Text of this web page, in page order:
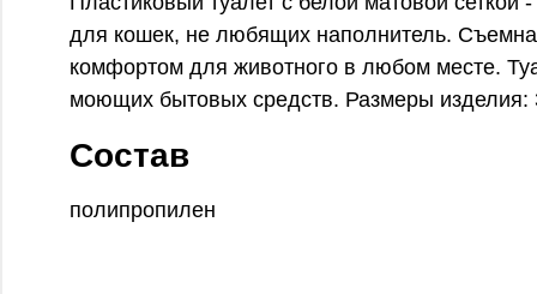
для кошек, не любящих наполнитель.
комфортом для животного в любом месте.
моющих бытовых средств. Размеры изделия:
Состав
полипропилен